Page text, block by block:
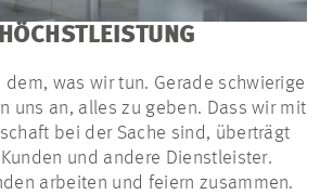
dem, was wir tun. Gerade schwierige
uns an, alles zu geben. Dass wir mit
bei der Sache sind, überträgt
und andere Dienstleister.
arbeiten und feiern zusammen.